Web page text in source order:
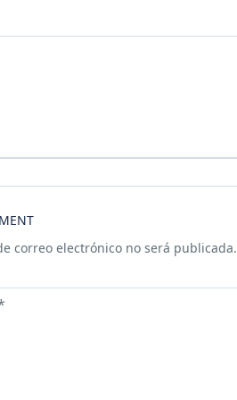
correo electrónico no será publicada.